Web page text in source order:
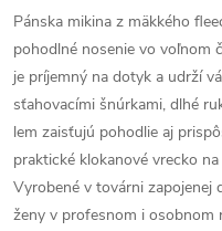
Pánska mikina z mäkkého
pohodlné nosenie vo voľnom
je príjemný na dotyk a udrží
sťahovacími šnúrkami, dlhé
lem zaisťujú pohodlie aj
praktické klokanové vrecko
Vyrobené v továrni zapojenej
ženy v profesnom i osobnom